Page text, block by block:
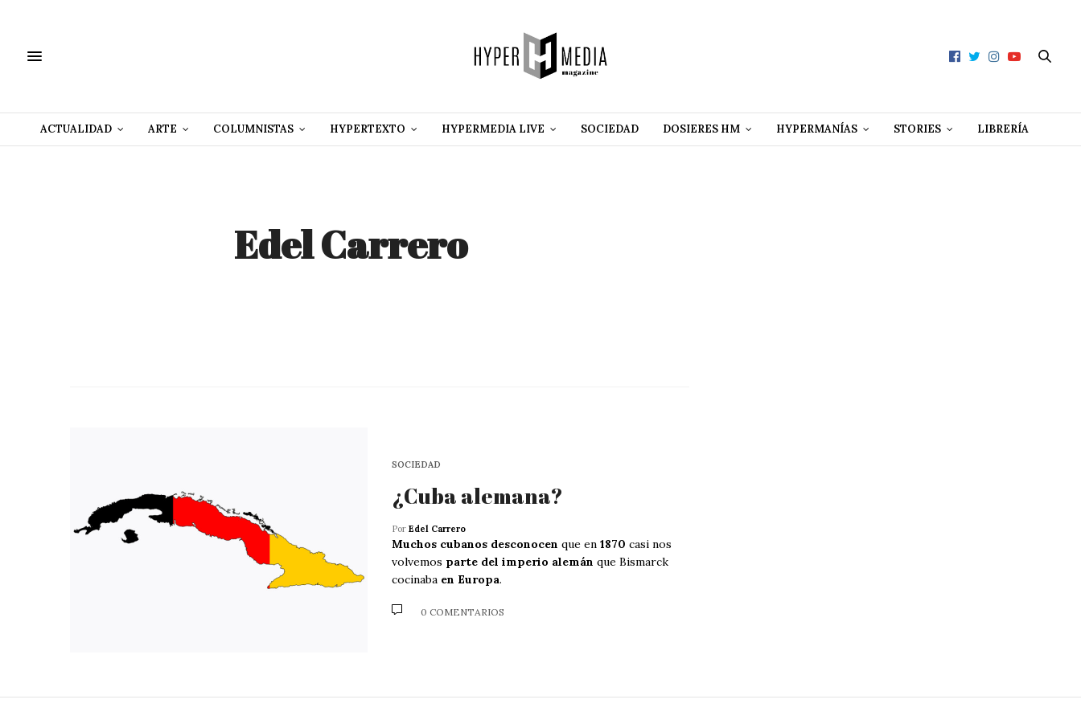
ACTUALIDAD ARTE COLUMNISTAS HYPERTEXTO HYPERMEDIA LIVE SOCIEDAD DOSIERES HM HYPERMANÍAS STORIES LIBRERÍA
Edel Carrero
SOCIEDAD
¿Cuba alemana?
Por Edel Carrero
Muchos cubanos desconocen que en 1870 casi nos
volvemos parte del imperio alemán que Bismarck
cocinaba en Europa.
0 COMENTARIOS